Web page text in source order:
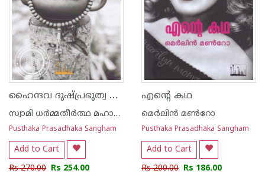
ഹൈന്ദവ ദുഷ്പ്രഭുത്വ ചരിത്രം
സ്വാമി ധര്‍മ്മതീര്‍ത്ഥ മഹാരാജ്
Pusthaka Prasadhaka Sangham
Add to Cart
Rs 270.00 Rs 254.00
എന്റെ കഥ
മെര്‍ലിന്‍ മണ്‍റോ
Pusthaka Prasadhaka Sangham
Add to Cart
Rs 200.00 Rs 186.00